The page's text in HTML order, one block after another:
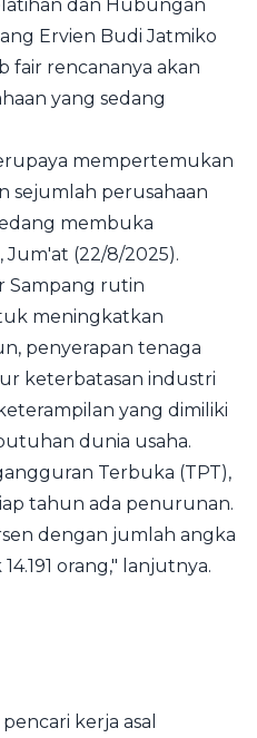
dan Hubungan
Ervien Budi Jatmiko
fair rencananya akan
yang sedang
mempertemukan
sejumlah perusahaan
membuka
Jum'at (22/8/2025).
Sampang rutin
meningkatkan
penyerapan tenaga
keterbatasan industri
yang dimiliki
dunia usaha.
Terbuka (TPT),
tahun ada penurunan.
dengan jumlah angka
orang," lanjutnya.
kerja asal